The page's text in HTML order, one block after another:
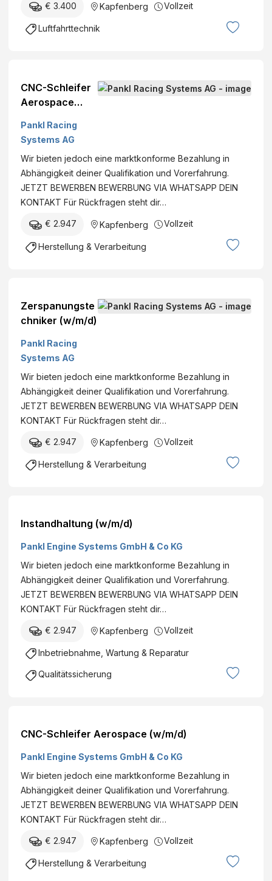
€ 3.400 Kapfenberg Vollzeit
Luftfahrttechnik
CNC-Schleifer
Aerospace
Pankl Racing
Systems AG
Wir bieten jedoch eine marktkonforme Bezahlung in
Abhängigkeit deiner Qualifikation und Vorerfahrung.
JETZT BEWERBEN BEWERBUNG VIA WHATSAPP DEIN
KONTAKT Für Rückfragen steht dir…
€ 2.947 Kapfenberg Vollzeit
Herstellung & Verarbeitung
Zerspanungste
chniker (w/m/d)
Pankl Racing
Systems AG
Wir bieten jedoch eine marktkonforme Bezahlung in
Abhängigkeit deiner Qualifikation und Vorerfahrung.
JETZT BEWERBEN BEWERBUNG VIA WHATSAPP DEIN
KONTAKT Für Rückfragen steht dir…
€ 2.947 Kapfenberg Vollzeit
Herstellung & Verarbeitung
Instandhaltung (w/m/d)
Pankl Engine Systems GmbH & Co KG
Wir bieten jedoch eine marktkonforme Bezahlung in
Abhängigkeit deiner Qualifikation und Vorerfahrung.
JETZT BEWERBEN BEWERBUNG VIA WHATSAPP DEIN
KONTAKT Für Rückfragen steht dir…
€ 2.947 Kapfenberg Vollzeit
Inbetriebnahme, Wartung & Reparatur
Qualitätssicherung
CNC-Schleifer Aerospace (w/m/d)
Pankl Engine Systems GmbH & Co KG
Wir bieten jedoch eine marktkonforme Bezahlung in
Abhängigkeit deiner Qualifikation und Vorerfahrung.
JETZT BEWERBEN BEWERBUNG VIA WHATSAPP DEIN
KONTAKT Für Rückfragen steht dir…
€ 2.947 Kapfenberg Vollzeit
Herstellung & Verarbeitung